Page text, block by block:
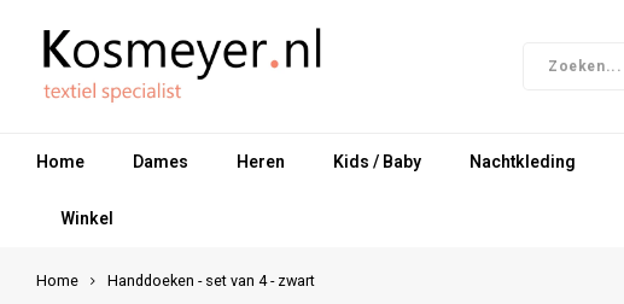
Home Dames Heren Kids / Baby Nachtkleding
Winkel
Home Handdoeken - set van 4 - zwart